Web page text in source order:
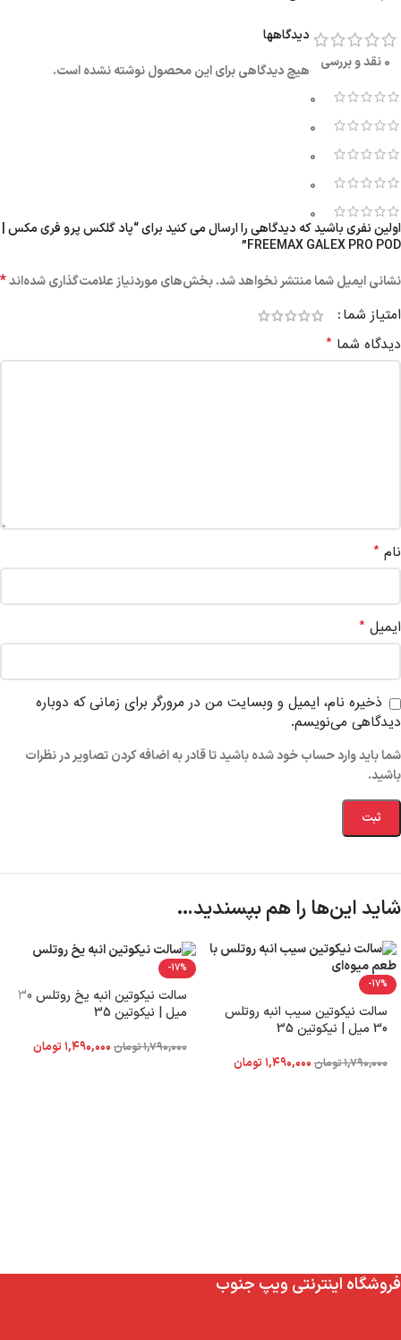
0 نقد و بررسی
0
0
0
0
0
دیدگاهها
هیچ دیدگاهی برای این محصول نوشته نشده است.
اولین نفری باشید که دیدگاهی را ارسال می کنید برای “پاد گلکس پرو فری مکس |
FREEMAX GALEX PRO POD”
نشانی ایمیل شما منتشر نخواهد شد.بخش‌های موردنیاز علامت‌گذاری شده‌اند*
امتیاز شما
دیدگاه شما *
نام *
ایمیل *
ذخیره نام، ایمیل و وبسایت من در مرورگر برای زمانی که دوباره
دیدگاهی می‌نویسم.
شما باید وارد حساب خود شده باشید تا قادر به اضافه کردن تصاویر در نظرات
باشید.
شاید این‌ها را هم بپسندید…
-17%
سالت نیکوتین سیب انبه روتلس
30 میل | نیکوتین 35
۱,۷۹۰,۰۰۰تومان ۱,۴۹۰,۰۰۰ تومان
-17%
سالت نیکوتین انبه یخ روتلس 30
میل | نیکوتین 35
۱,۷۹۰,۰۰۰تومان ۱,۴۹۰,۰۰۰ تومان
فروشگاه اینترنتی ویپ جنوب